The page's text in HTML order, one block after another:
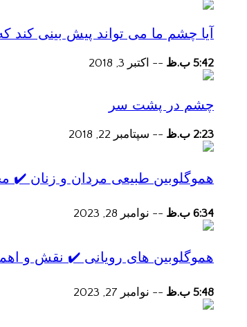
آیا چشم ما می تواند پیش بینی
5:42 ب.ظ -- اکتبر 3, 2018
چشم در پشت سر
2:23 ب.ظ -- سپتامبر 22, 2018
هموگلوبین طبیعی مردان و زنان ✔️
6:34 ب.ظ -- نوامبر 28, 2023
هموگلوبین های رویانی ✔️ نقش و
5:48 ب.ظ -- نوامبر 27, 2023